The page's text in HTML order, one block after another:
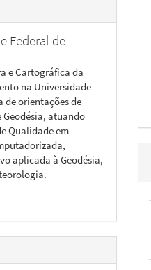
Federal de
e Cartográfica da
na Universidade
de orientações de
atuando
Qualidade em
aplicada à Geodésia,